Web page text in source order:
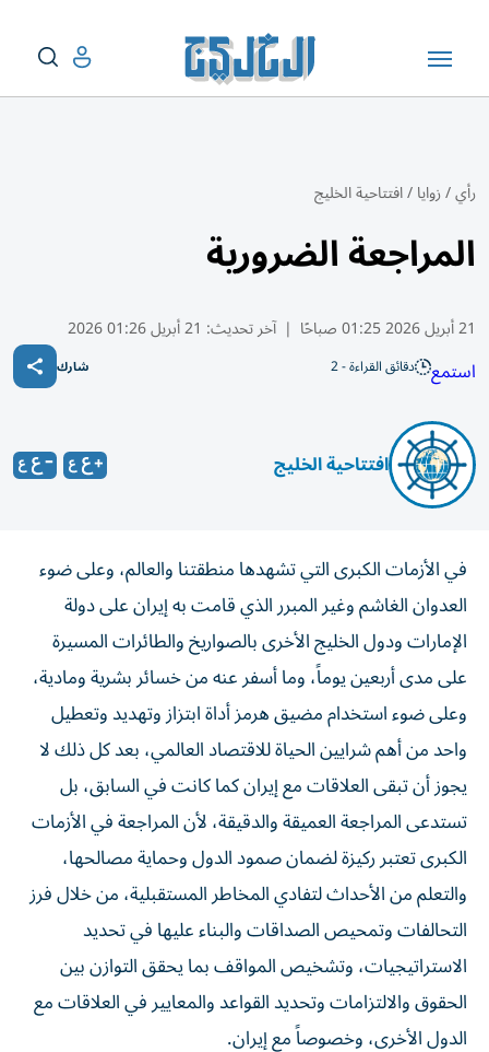
رأي/زوايا/افتتاحية الخليج
المراجعة الضرورية
21 أبريل 2026 01:25 صباحًا | آخر تحديث: 21 أبريل 01:26 2026
استمع دقائق القراءة - 2 شارك
افتتاحية الخليج
في الأزمات الكبرى التي تشهدها منطقتنا والعالم، وعلى ضوء
العدوان الغاشم وغير المبرر الذي قامت به إيران على دولة
الإمارات ودول الخليج الأخرى بالصواريخ والطائرات المسيرة
على مدى أربعين يوماً، وما أسفر عنه من خسائر بشرية ومادية،
وعلى ضوء استخدام مضيق هرمز أداة ابتزاز وتهديد وتعطيل
واحد من أهم شرايين الحياة للاقتصاد العالمي، بعد كل ذلك لا
يجوز أن تبقى العلاقات مع إيران كما كانت في السابق، بل
تستدعى المراجعة العميقة والدقيقة، لأن المراجعة في الأزمات
الكبرى تعتبر ركيزة لضمان صمود الدول وحماية مصالحها،
والتعلم من الأحداث لتفادي المخاطر المستقبلية، من خلال فرز
التحالفات وتمحيص الصداقات والبناء عليها في تحديد
الاستراتيجيات، وتشخيص المواقف بما يحقق التوازن بين
الحقوق والالتزامات وتحديد القواعد والمعايير في العلاقات مع
الدول الأخرى، وخصوصاً مع إيران.